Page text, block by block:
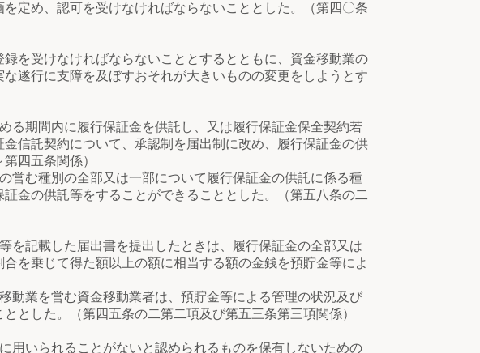
定め、認可を受けなければならないこととした。（第四〇条
を受けなければならないこととするとともに、資金移動業の
遂行に支障を及ぼすおそれが大きいものの変更をしようとす
間内に履行保証金を供託し、又は履行保証金保全契約若
信託契約について、承認制を届出制に改め、履行保証金の供
四五条関係）
種別の全部又は一部について履行保証金の供託に係る種
金の供託等をすることができることとした。（第五八条の二
載した届出書を提出したときは、履行保証金の全部又は
を乗じて得た額以上の額に相当する額の金銭を預貯金等によ
を営む資金移動業者は、預貯金等による管理の状況及び
とした。（第四五条の二第二項及び第五三条第三項関係）
られることがないと認められるものを保有しないための